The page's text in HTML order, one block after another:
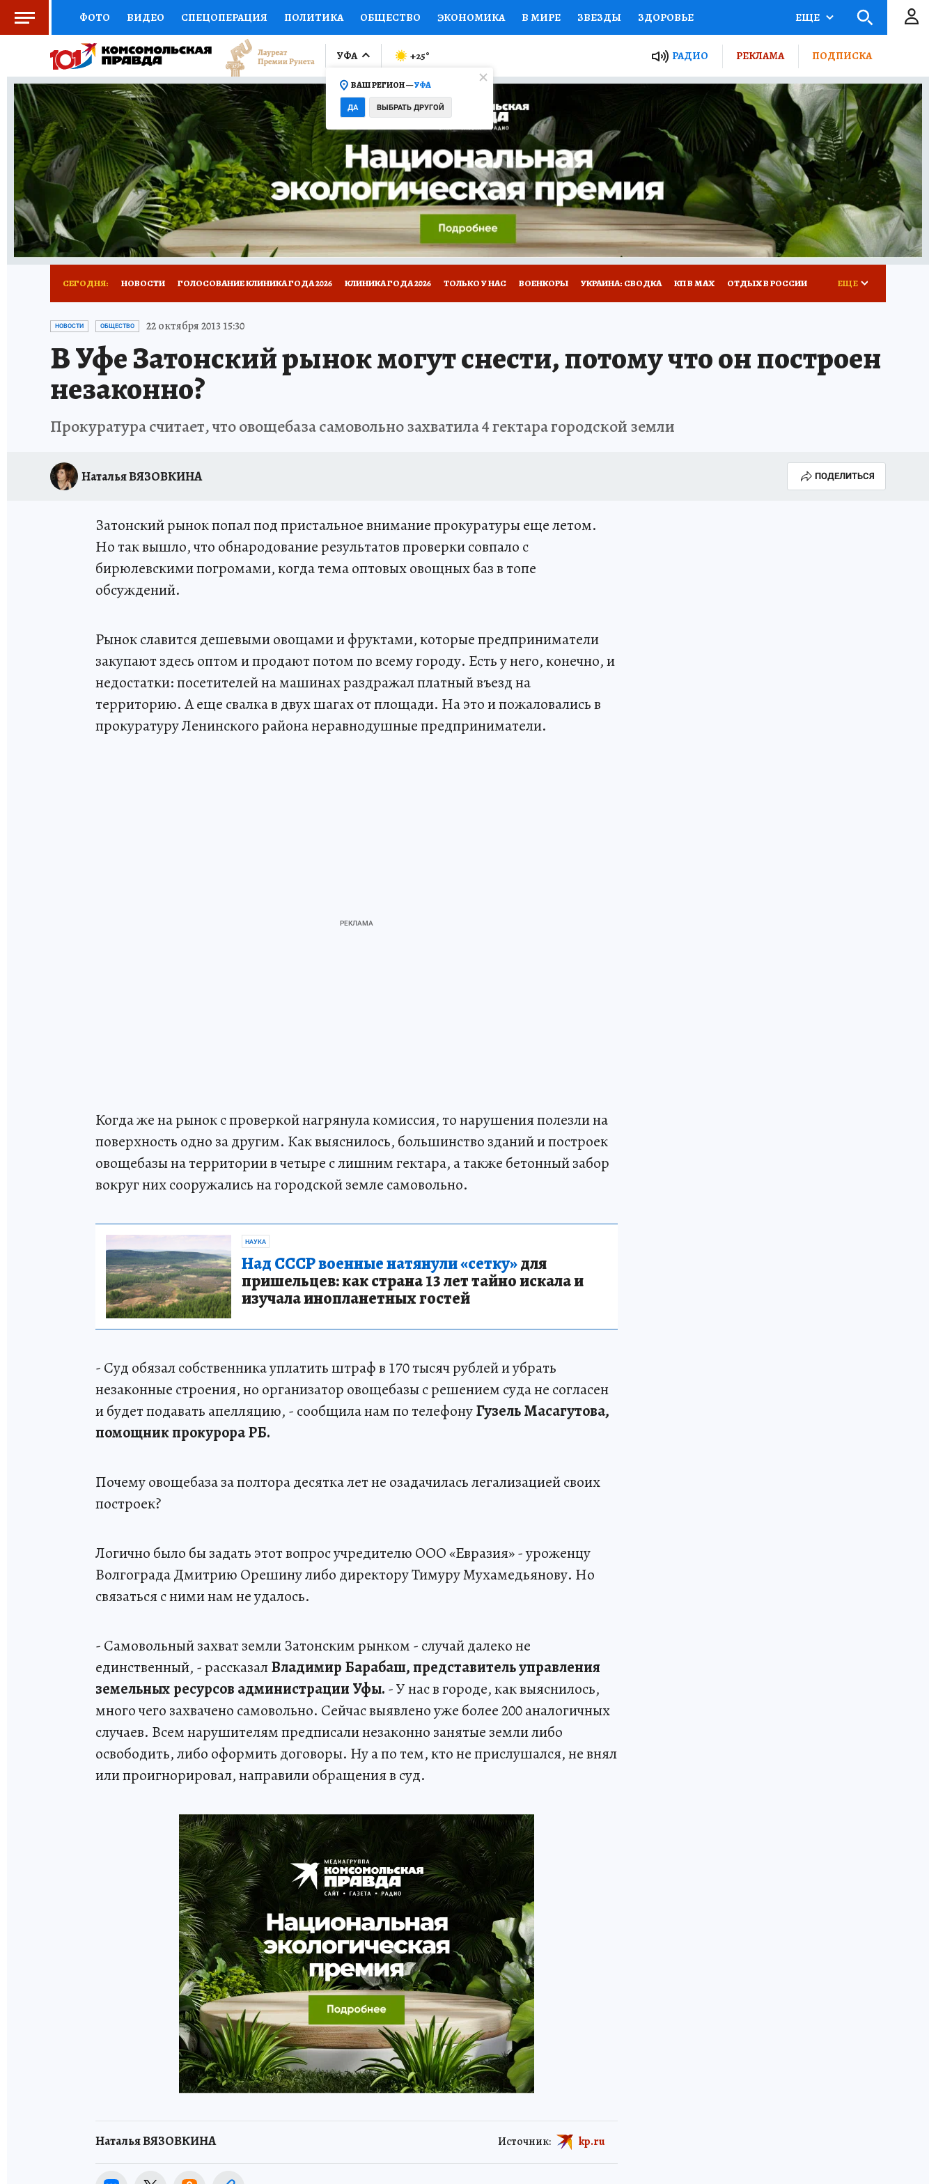
ФОТО ВИДЕО СПЕЦОПЕРАЦИЯ ПОЛИТИКА ОБЩЕСТВО ЭКОНОМИКА В МИРЕ ЗВЕЗДЫ ЗДОРОВЬЕ
СОЦПОДДЕРЖКА НАУКА СПОРТ КОЛУМНИСТЫ ПРОИСШЕСТВИЯ НАЦИОНАЛЬНЫЕ ПРОЕКТЫ РОССИИ
ВЫБОР ЭКСПЕРТОВ ДОКТОР ФИНАНСЫ ОТКРЫВАЕМ МИР СЕМЬЯ ЖЕНСКИЕ СЕКРЕТЫ ПУТЕВОДИТЕЛЬ
КНИЖНАЯ ПОЛКА ПРОГНОЗЫ НА СПОРТ ПРОМОКОДЫ СЕРИАЛЫ СПЕЦПРОЕКТЫ ДЕФИЦИТ ЖЕЛЕЗА ТУРИЗМ
ПРЕСС-ЦЕНТР НЕДВИЖИМОСТЬ ТЕЛЕВИЗОР КОЛЛЕКЦИИ КОНКУРСЫ РАБОТА У НАС ГИД ПОТРЕБИТЕЛЯ ВСЕ О КП
РАДИО КП РЕКЛАМА ТЕСТЫ НОВОЕ НА САЙТЕ
ЕЩЕ
УФА
ВАШ РЕГИОН —УФА
ДА ВЫБРАТЬ ДРУГОЙ
+25° РАДИО РЕКЛАМА ПОДПИСКА
СЕГОДНЯ: НОВОСТИ ГОЛОСОВАНИЕ КЛИНИКА ГОДА 2026 КЛИНИКА ГОДА 2026 ТОЛЬКО У НАС ВОЕНКОРЫ УКРАИНА: СВОДКА КП В МАХ ОТДЫХ В РОССИИ
ЗАПОВЕДНАЯ РОССИЯ ПРОИСШЕСТВИЯ
ЕЩЕ
НОВОСТИ ОБЩЕСТВО 22 октября 2013 15:30
В Уфе Затонский рынок могут снести, потому что он построен
незаконно?
Прокуратура считает, что овощебаза самовольно захватила 4 гектара городской земли
Наталья ВЯЗОВКИНА ПОДЕЛИТЬСЯ
Затонский рынок попал под пристальное внимание прокуратуры еще летом.
Но так вышло, что обнародование результатов проверки совпало с
бирюлевскими погромами, когда тема оптовых овощных баз в топе
обсуждений.
Рынок славится дешевыми овощами и фруктами, которые предприниматели
закупают здесь оптом и продают потом по всему городу. Есть у него, конечно, и
недостатки: посетителей на машинах раздражал платный въезд на
территорию. А еще свалка в двух шагах от площади. На это и пожаловались в
прокуратуру Ленинского района неравнодушные предприниматели.
Когда же на рынок с проверкой нагрянула комиссия, то нарушения полезли на
поверхность одно за другим. Как выяснилось, большинство зданий и построек
овощебазы на территории в четыре с лишним гектара, а также бетонный забор
вокруг них сооружались на городской земле самовольно.
НАУКА
Над СССР военные натянули «сетку»для
пришельцев: как страна 13 лет тайно искала и
изучала инопланетных гостей
- Суд обязал собственника уплатить штраф в 170 тысяч рублей и убрать
незаконные строения, но организатор овощебазы с решением суда не согласен
и будет подавать апелляцию, - сообщила нам по телефонуГузель Масагутова,
помощник прокурора РБ.
Почему овощебаза за полтора десятка лет не озадачилась легализацией своих
построек?
Логично было бы задать этот вопрос учредителю ООО «Евразия» - уроженцу
Волгограда Дмитрию Орешину либо директору Тимуру Мухамедьянову. Но
связаться с ними нам не удалось.
- Самовольный захват земли Затонским рынком - случай далеко не
единственный, - рассказалВладимир Барабаш, представитель управления
земельных ресурсов администрации Уфы. - У нас в городе, как выяснилось,
много чего захвачено самовольно. Сейчас выявлено уже более 200 аналогичных
случаев. Всем нарушителям предписали незаконно занятые земли либо
освободить, либо оформить договоры. Ну а по тем, кто не прислушался, не внял
или проигнорировал, направили обращения в суд.
Наталья ВЯЗОВКИНА Источник: kp.ru